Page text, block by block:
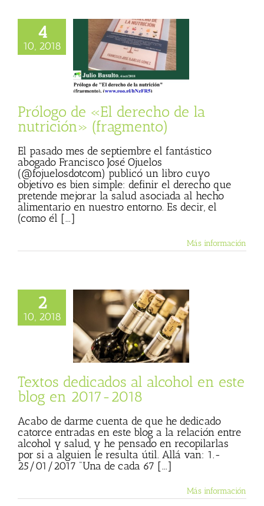
4
10, 2018
«El derecho de
(fragmento)
Prólogo de «El derecho de la
nutrición» (fragmento)
El pasado mes de septiembre el fantástico
abogado Francisco José Ojuelos
(@fojuelosdotcom) publicó un libro cuyo
objetivo es bien simple: definir el derecho que
pretende mejorar la salud asociada al hecho
alimentario en nuestro entorno. Es decir, el
(como él [...]
Más información
2
10, 2018
dedicados al
este blog en
Textos dedicados al alcohol en este
blog en 2017-2018
Acabo de darme cuenta de que he dedicado
catorce entradas en este blog a la relación entre
alcohol y salud, y he pensado en recopilarlas
por si a alguien le resulta útil. Allá van: 1.-
25/01/2017 "Una de cada 67 [...]
Más información